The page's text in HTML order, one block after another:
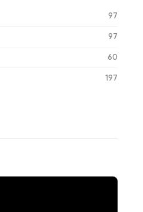
97
97
60
197